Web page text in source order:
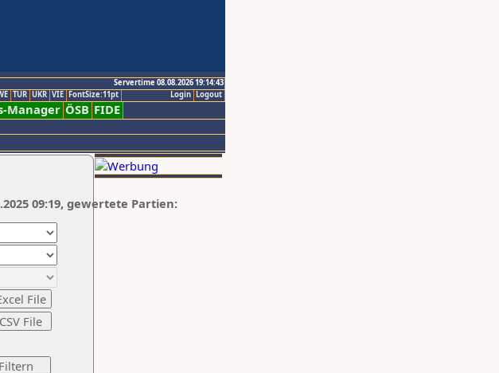
Servertime 08.08.2026 19:14:43
Logout
Login
TUR UKR VIE FontSize:11pt
Manager ÖSB FIDE
09:19, gewertete Partien: